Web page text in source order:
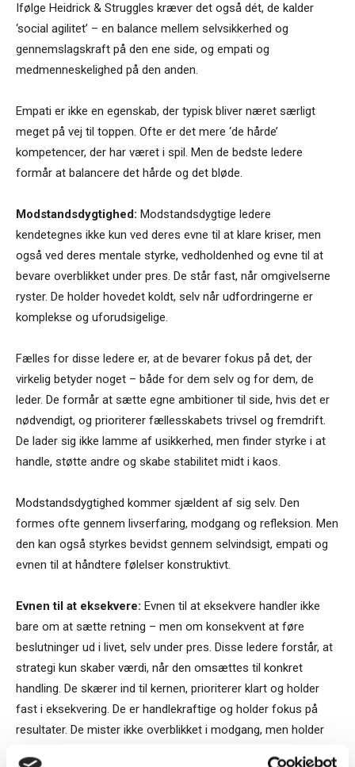
Ifølge Heidrick & Struggles kræver det også dét, de kalder
‘social agilitet’ – en balance mellem selvsikkerhed og
gennemslagskraft på den ene side, og empati og
medmenneskelighed på den anden.
Empati er ikke en egenskab, der typisk bliver næret særligt
meget på vej til toppen. Ofte er det mere ‘de hårde’
kompetencer, der har været i spil. Men de bedste ledere
formår at balancere det hårde og det bløde.
Modstandsdygtighed: Modstandsdygtige ledere
kendetegnes ikke kun ved deres evne til at klare kriser, men
også ved deres mentale styrke, vedholdenhed og evne til at
bevare overblikket under pres. De står fast, når omgivelserne
ryster. De holder hovedet koldt, selv når udfordringerne er
komplekse og uforudsigelige.
Fælles for disse ledere er, at de bevarer fokus på det, der
virkelig betyder noget – både for dem selv og for dem, de
leder. De formår at sætte egne ambitioner til side, hvis det er
nødvendigt, og prioriterer fællesskabets trivsel og fremdrift.
De lader sig ikke lamme af usikkerhed, men finder styrke i at
handle, støtte andre og skabe stabilitet midt i kaos.
Modstandsdygtighed kommer sjældent af sig selv. Den
formes ofte gennem livserfaring, modgang og refleksion. Men
den kan også styrkes bevidst gennem selvindsigt, empati og
evnen til at håndtere følelser konstruktivt.
Evnen til at eksekvere: Evnen til at eksekvere handler ikke
bare om at sætte retning – men om konsekvent at føre
beslutninger ud i livet, selv under pres. Disse ledere forstår, at
strategi kun skaber værdi, når den omsættes til konkret
handling. De skærer ind til kernen, prioriterer klart og holder
fast i eksekvering. De er handlekraftige og holder fokus på
resultater. De mister ikke overblikket i modgang, men holder